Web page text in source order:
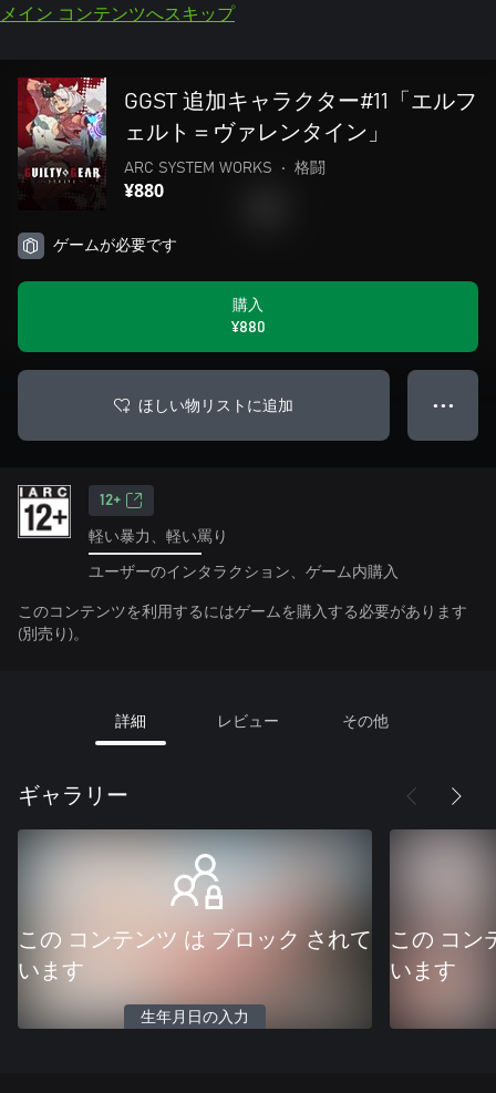
メイン コンテンツへスキップ
GGST 追加キャラクター#11「エルフ
ェルト＝ヴァレンタイン」
ARC SYSTEM WORKS • 格闘
¥880
ゲームが必要です
購入
¥880
ほしい物リストに追加 ● ● ●
12+
軽い暴力、軽い罵り
ユーザーのインタラクション、ゲーム内購入
このコンテンツを利用するにはゲームを購入する必要があります
(別売り)。
詳細 レビュー その他
ギャラリー
この コンテンツ は ブロック されて
います
生年月日の入力
この コン
います